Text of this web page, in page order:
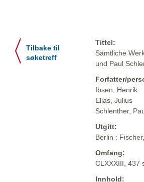
Tilbake til
søketreff
Tittel:
Sämtliche
und Paul
Forfatter/
Ibsen, Henrik
Elias, Julius
Schlenther,
Utgitt:
Berlin :
Omfang:
CLXXXIII, 437
Innhold: